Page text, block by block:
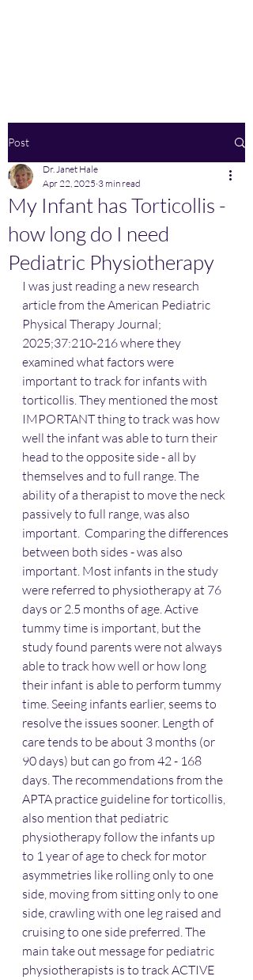
Post
My Infant has Torticollis -
how long do I need
Pediatric Physiotherapy
Dr. Janet Hale
Apr 22, 2025 3 min read
I was just reading a new research
article from the American Pediatric
Physical Therapy Journal;
2025;37:210-216 where they
examined what factors were
important to track for infants with
torticollis. They mentioned the most
IMPORTANT thing to track was how
well the infant was able to turn their
head to the opposite side - all by
themselves and to full range. The
ability of a therapist to move the neck
passively to full range, was also
important.  Comparing the differences
between both sides - was also
important. Most infants in the study
were referred to physiotherapy at 76
days or 2.5 months of age. Active
tummy time is important, but the
study found parents were not always
able to track how well or how long
their infant is able to perform tummy
time. Seeing infants earlier, seems to
resolve the issues sooner. Length of
care tends to be about 3 months (or
90 days) but can go from 42 - 168
days. The recommendations from the
APTA practice guideline for torticollis,
also mention that pediatric
physiotherapy follow the infants up
to 1 year of age to check for motor
asymmetries like rolling only to one
side, moving from sitting only to one
side, crawling with one leg raised and
cruising to one side preferred. The
main take out message for pediatric
physiotherapists is to track ACTIVE